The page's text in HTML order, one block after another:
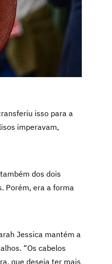
isso para a
imperavam,
dos dois
Porém, era a forma
Jessica mantém a
“Os cabelos
que deseja ter mais